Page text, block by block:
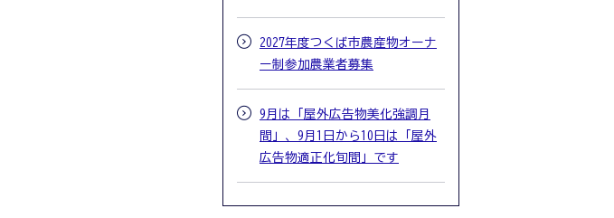
2027年度つくば市農産物オーナ
ー制参加農業者募集
9月は「屋外広告物美化強調月
間」、9月1日から10日は「屋外
広告物適正化旬間」です